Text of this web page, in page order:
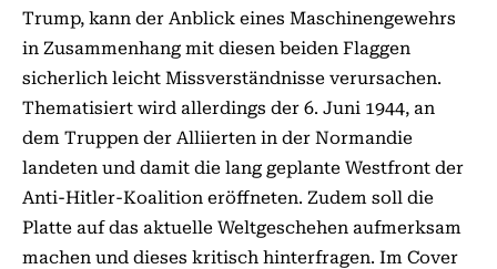
Trump, kann der Anblick eines Maschinengewehrs
in Zusammenhang mit diesen beiden Flaggen
sicherlich leicht Missverständnisse verursachen.
Thematisiert wird allerdings der 6. Juni 1944, an
dem Truppen der Alliierten in der Normandie
landeten und damit die lang geplante Westfront der
Anti-Hitler-Koalition eröffneten. Zudem soll die
Platte auf das aktuelle Weltgeschehen aufmerksam
machen und dieses kritisch hinterfragen. Im Cover